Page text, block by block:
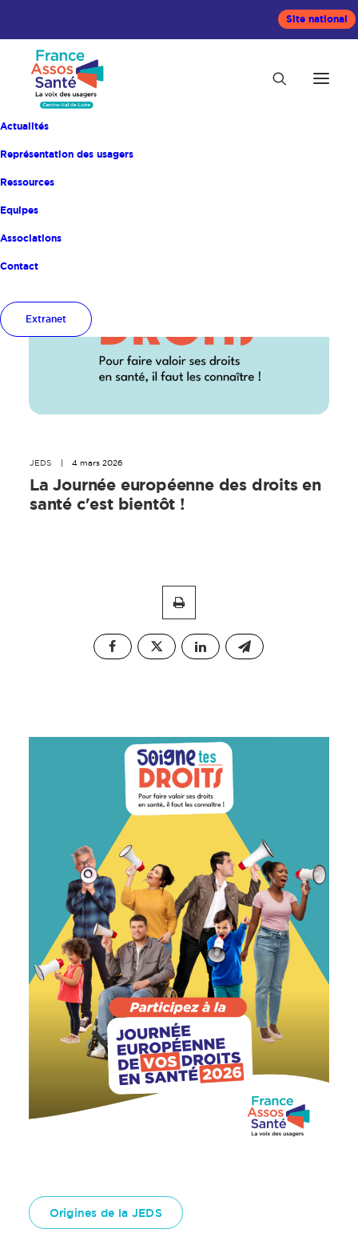
Site national
Actualités
Représentation des usagers
Ressources
Equipes
Associations
Contact
Extranet
JEDS 4 mars 2026
La Journée européenne des droits en
santé c'est bientôt !
Origines de la JEDS